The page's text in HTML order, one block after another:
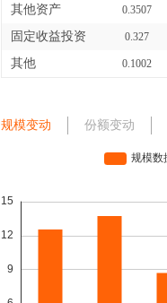
其他资产 0.3507
固定收益投资 0.327
其他 0.1002
规模变动 份额变动